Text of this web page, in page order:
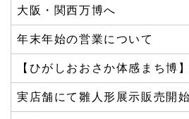
大阪・関西万博へ
年末年始の営業について
【ひがしおおさか体感まち博
実店舗にて雛人形展示販売開